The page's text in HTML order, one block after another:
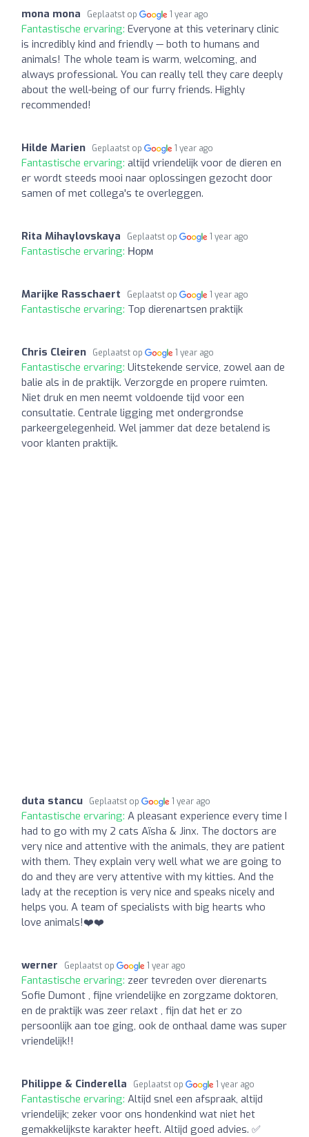
mona mona Geplaatst op 1 year ago
Fantastische ervaring: Everyone at this veterinary clinic
is incredibly kind and friendly — both to humans and
animals! The whole team is warm, welcoming, and
always professional. You can really tell they care deeply
about the well-being of our furry friends. Highly
recommended!
Hilde Marien Geplaatst op 1 year ago
Fantastische ervaring: altijd vriendelijk voor de dieren en
er wordt steeds mooi naar oplossingen gezocht door
samen of met collega's te overleggen.
Rita Mihaylovskaya Geplaatst op 1 year ago
Fantastische ervaring: Норм
Marijke Rasschaert Geplaatst op 1 year ago
Fantastische ervaring: Top dierenartsen praktijk
Chris Cleiren Geplaatst op 1 year ago
Fantastische ervaring: Uitstekende service, zowel aan de
balie als in de praktijk. Verzorgde en propere ruimten.
Niet druk en men neemt voldoende tijd voor een
consultatie. Centrale ligging met ondergrondse
parkeergelegenheid. Wel jammer dat deze betalend is
voor klanten praktijk.
duta stancu Geplaatst op 1 year ago
Fantastische ervaring: A pleasant experience every time I
had to go with my 2 cats Aïsha & Jinx. The doctors are
very nice and attentive with the animals, they are patient
with them. They explain very well what we are going to
do and they are very attentive with my kitties. And the
lady at the reception is very nice and speaks nicely and
helps you. A team of specialists with big hearts who
love animals!❤️❤️
werner Geplaatst op 1 year ago
Fantastische ervaring: zeer tevreden over dierenarts
Sofie Dumont , fijne vriendelijke en zorgzame doktoren,
en de praktijk was zeer relaxt , fijn dat het er zo
persoonlijk aan toe ging, ook de onthaal dame was super
vriendelijk!!
Philippe & Cinderella Geplaatst op 1 year ago
Fantastische ervaring: Altijd snel een afspraak, altijd
vriendelijk; zeker voor ons hondenkind wat niet het
gemakkelijkste karakter heeft. Altijd goed advies. ✅